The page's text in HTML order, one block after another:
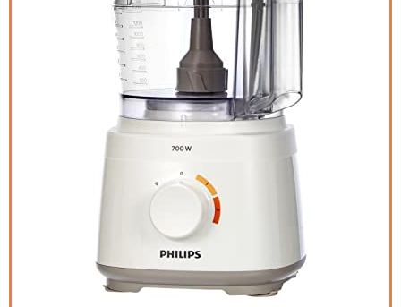
CEGAR Besteck-Organizer,
Kitchen Drawer Organizer für
Schubladen-Organizer-Tablett,
frei, 406 * 166 * 59 mm (16,0 x 6,6 x 2,4